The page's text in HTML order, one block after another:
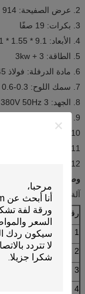
2. عرض الصفيحة: 914 مم
3. بكرات: 19 صفًا
4. الأبعاد: 9.1 * 1.55 * 1.51 م
5. الطاقة: 3 + 3kw
6. مادة الدرفلة: فولاذ 45 # (مطلي بالكروم على السطح)
7. سمك اللوح: 0.3-0.6 مم
8. الجهد: 380V 50Hz 3 مراحل
9. مادة لوح التقطيع: Cr12
10. هيدروليكي: 40 #
11. دقة المعالجة: في حدود 1.00mm
12. نظام التحكم: تحكم PLC
وصف:
آلة تشكيل لفة ورقة
رقم.
1
2
عرض
3
4